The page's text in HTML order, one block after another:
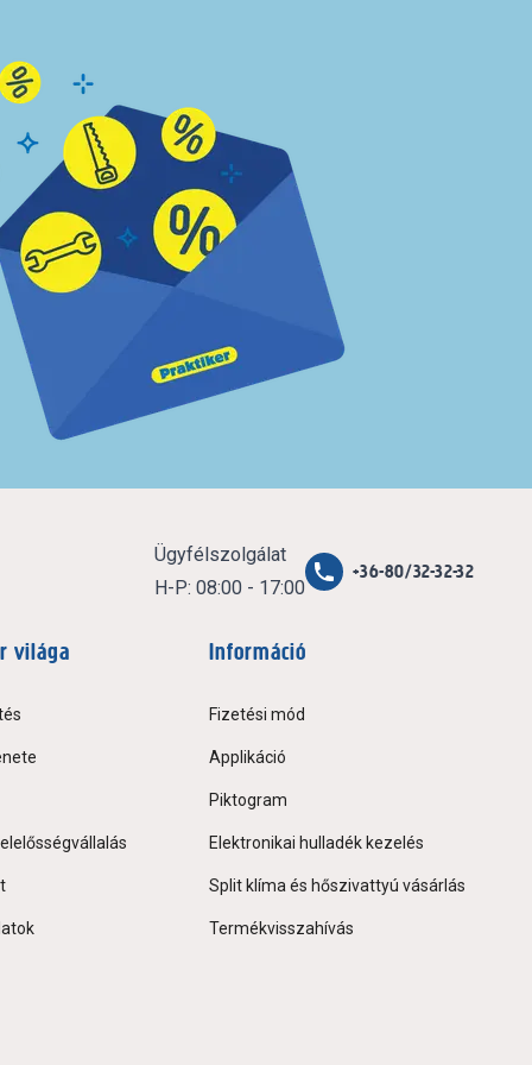
Ügyfélszolgálat
H-P: 08:00 - 17:00
+36-80/32-32-32
világa Információ
Fizetési mód
Applikáció
Piktogram
Elektronikai hulladék kezelés
Split klíma és hőszivattyú vásárlás
Termékvisszahívás